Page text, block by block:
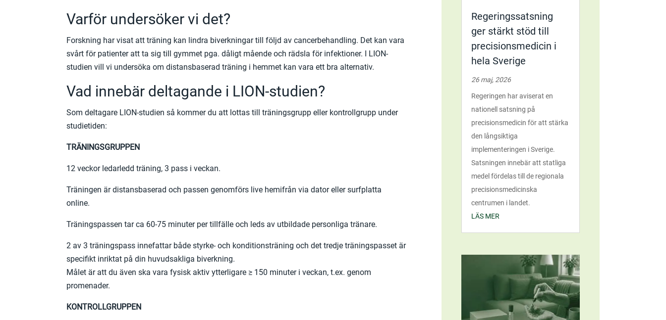
Varför undersöker vi det?
Forskning har visat att träning kan lindra biverkningar till följd av cancerbehandling. Det kan vara
svårt för patienter att ta sig till gymmet pga. dåligt mående och rädsla för infektioner. I LION-
studien vill vi undersöka om distansbaserad träning i hemmet kan vara ett bra alternativ.
Vad innebär deltagande i LION-studien?
Som deltagare LION-studien så kommer du att lottas till träningsgrupp eller kontrollgrupp under
studietiden:
TRÄNINGSGRUPPEN
12 veckor ledarledd träning, 3 pass i veckan.
Träningen är distansbaserad och passen genomförs live hemifrån via dator eller surfplatta
online.
Träningspassen tar ca 60-75 minuter per tillfälle och leds av utbildade personliga tränare.
2 av 3 träningspass innefattar både styrke- och konditionsträning och det tredje träningspasset är
specifikt inriktat på din huvudsakliga biverkning.
Målet är att du även ska vara fysisk aktiv ytterligare ≥ 150 minuter i veckan, t.ex. genom
promenader.
KONTROLLGRUPPEN
Regeringssatsning
ger stärkt stöd till
precisionsmedicin i
hela Sverige
26 maj, 2026
Regeringen har aviserat en
nationell satsning på
precisionsmedicin för att stärka
den långsiktiga
implementeringen i Sverige.
Satsningen innebär att statliga
medel fördelas till de regionala
precisionsmedicinska
centrumen i landet.
LÄS MER